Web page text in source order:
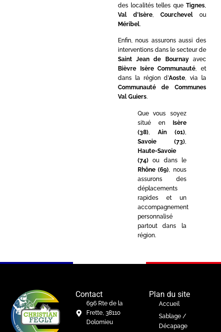
des localités telles que Tignes,
Val d’Isère, Courchevelou
Méribel.
Enfin, nous assurons aussi des
interventions dans le secteur de
Saint Jean de Bournayavec
Bièvre Isère Communauté, et
dans la région d’Aoste, via la
Communauté de Communes
Val Guiers.
Que vous soyez
situé en Isère
(38), Ain (01)
Savoie (73)
Haute-Savoie
(74)ou dans le
Rhône (69) , nous
assurons des
déplacements
rapides et un
accompagnement
personnalisé
partout dans la
région.
Contact
696 Rte de la
Frette, 38110
Dolomieu
Plan du site
Accueil
Sablage /
Décapage